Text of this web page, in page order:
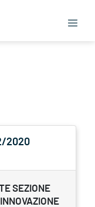
2020
SEZIONE